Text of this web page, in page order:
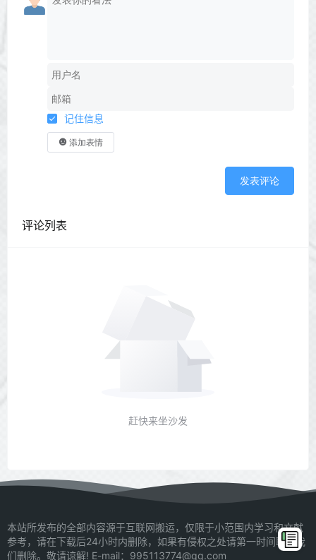
记住信息
添加表情
发表评论
评论列表
赶快来坐沙发
本站所发布的全部内容源于互联网搬运，仅限于小范围内学习和文献
参考，请在下载后24小时内删除，如果有侵权之处请第一时间联系我
们删除。敬请谅解! E-mail：995113774@qq.com